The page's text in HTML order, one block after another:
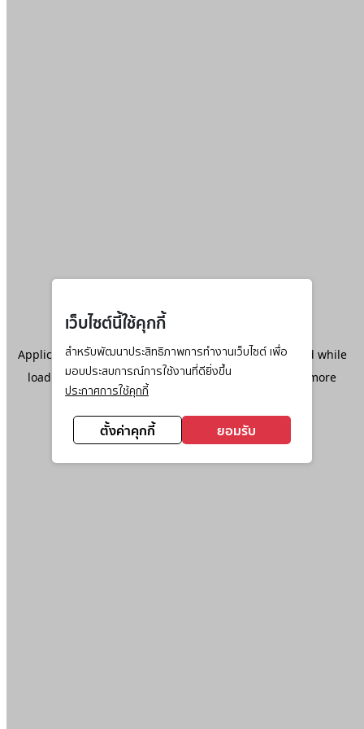
เว็บไซต์นี้ใช้คุกกี้
สำหรับพัฒนาประสิทธิภาพการทำงานเว็บไซต์ เพื่อ
มอบประสบการณ์การใช้งานที่ดียิ่งขึ้น
ประกาศการใช้คุกกี้
ตั้งค่าคุกกี้ ยอมรับ
Application error: aclient-side exception has occurred while
loadingwww.ktc.co.th(see the browser console
for more
information).